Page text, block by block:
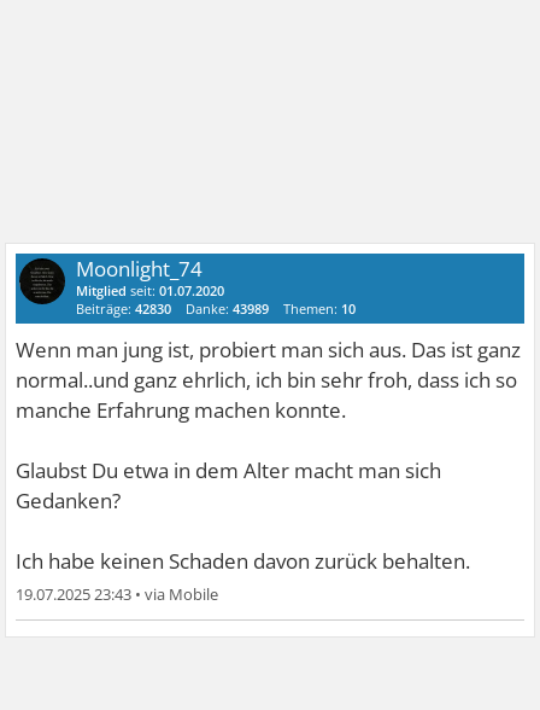
Moonlight_74
Mitglied seit:01.07.2020
Beiträge:42830 Danke:43989 Themen: 10
Wenn man jung ist, probiert man sich aus. Das ist ganz
normal..und ganz ehrlich, ich bin sehr froh, dass ich so
manche Erfahrung machen konnte.
Glaubst Du etwa in dem Alter macht man sich
Gedanken?
Ich habe keinen Schaden davon zurück behalten.
19.07.2025 23:43 •